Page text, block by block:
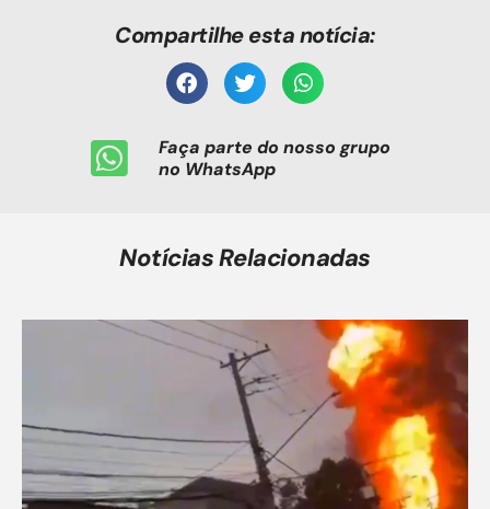
Compartilhe esta notícia:
Faça parte do nosso grupo
no WhatsApp
Notícias Relacionadas